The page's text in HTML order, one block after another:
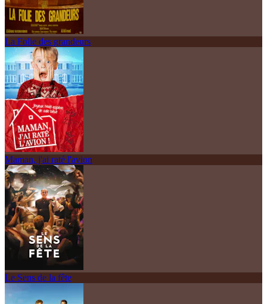
La Folie des grandeurs
Maman, j'ai raté l'avion
Le Sens de la fête